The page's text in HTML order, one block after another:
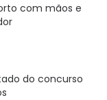
com mãos e
do concurso